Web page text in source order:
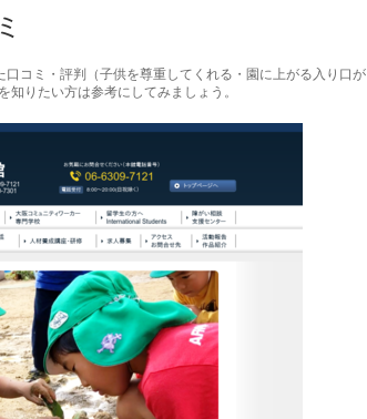
コミ・評判（子供を尊重してくれる・園に上がる入り口が
りたい方は参考にしてみましょう。